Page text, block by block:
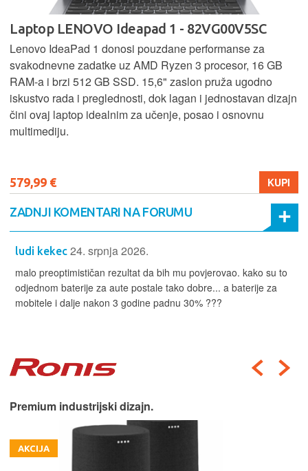
Laptop LENOVO Ideapad 1 - 82VG00V5SC
Lenovo IdeaPad 1 donosi pouzdane performanse za
svakodnevne zadatke uz AMD Ryzen 3 procesor, 16 GB
RAM-a i brzi 512 GB SSD. 15,6" zaslon pruža ugodno
iskustvo rada i preglednosti, dok lagan i jednostavan dizajn
čini ovaj laptop idealnim za učenje, posao i osnovnu
multimediju.
579,99 € KUPI
ZADNJI KOMENTARI NA FORUMU
ludi kekec 24. srpnja 2026.
malo preoptimističan rezultat da bih mu povjerovao. kako su to
odjednom baterije za aute postale tako dobre... a baterije za
mobitele i dalje nakon 3 godine padnu 30% ???
Premium industrijski dizajn.
AKCIJA